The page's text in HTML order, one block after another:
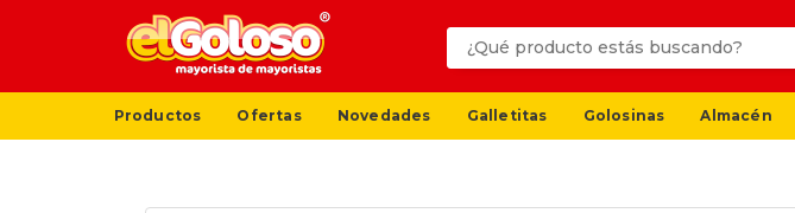
Productos Ofertas Novedades Galletitas Golosinas Almacén